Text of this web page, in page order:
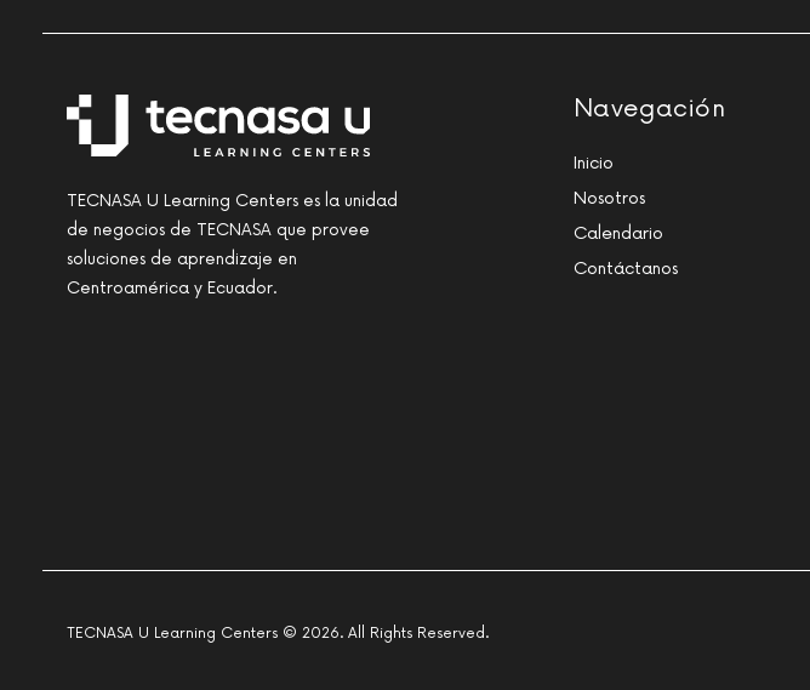
TECNASA U Learning Centers es la unidad
de negocios de TECNASA que provee
soluciones de aprendizaje en
Centroamérica y Ecuador.
Navegación
Inicio
Nosotros
Calendario
Contáctanos
TECNASA U Learning Centers © 2026. All Rights Reserved.